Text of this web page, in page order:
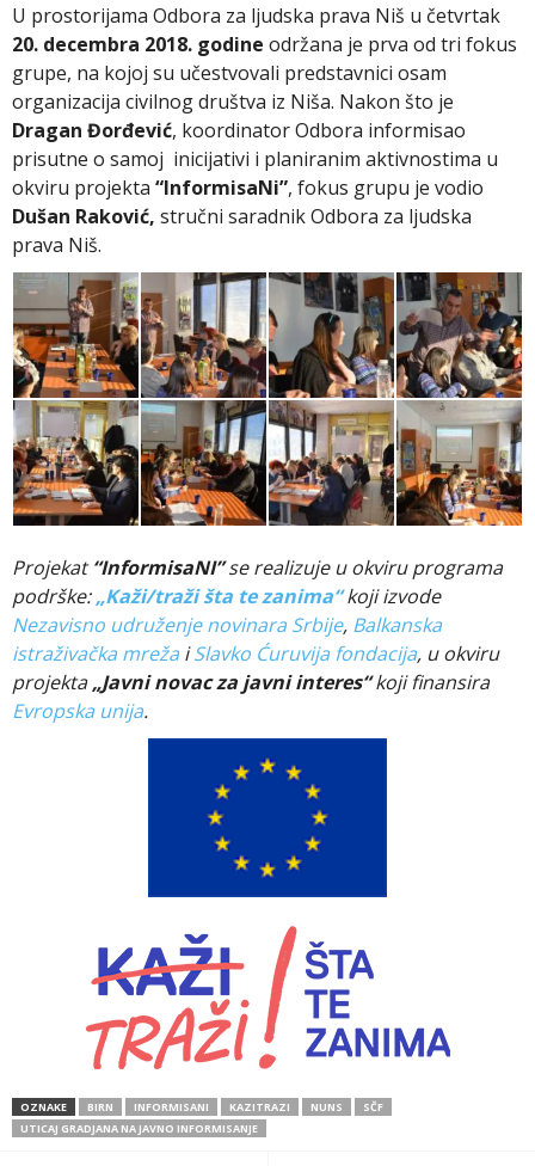
U prostorijama Odbora za ljudska prava Niš u četvrtak
20. decembra 2018. godine održana je prva od tri fokus
grupe, na kojoj su učestvovali predstavnici osam
organizacija civilnog društva iz Niša. Nakon što je
Dragan Đorđević, koordinator Odbora informisao
prisutne o samoj inicijativi i planiranim aktivnostima u
okviru projekta “InformisaNi”, fokus grupu je vodio
Dušan Raković, stručni saradnik Odbora za ljudska
prava Niš.
Projekat“InformisaNI”se realizuje u okviru programa
podrške:„Kaži/traži šta te zanima“koji izvode
Nezavisno udruženje novinara Srbije, Balkanska
istraživačka mreža iSlavko Ćuruvija fondacija, u okviru
projekta„Javni novac za javni interes“koji finansira
Evropska unija.
OZNAKE BIRN INFORMISANI KAZITRAZI NUNS
SČF
UTICAJ GRADJANA NA JAVNO INFORMISANJE